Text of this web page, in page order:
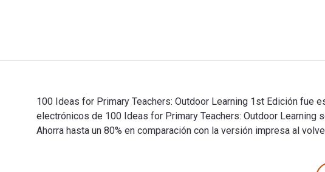
100 Ideas for Primary Teachers: Outdoor Learning 1st Edición fue
electrónicos de 100 Ideas for Primary Teachers: Outdoor
Ahorra hasta un 80% en comparación con la versión impresa al